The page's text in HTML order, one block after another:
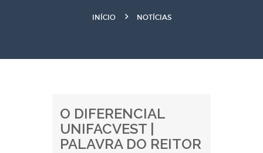
INÍCIO NOTÍCIAS
O DIFERENCIAL
UNIFACVEST |
PALAVRA DO REITOR